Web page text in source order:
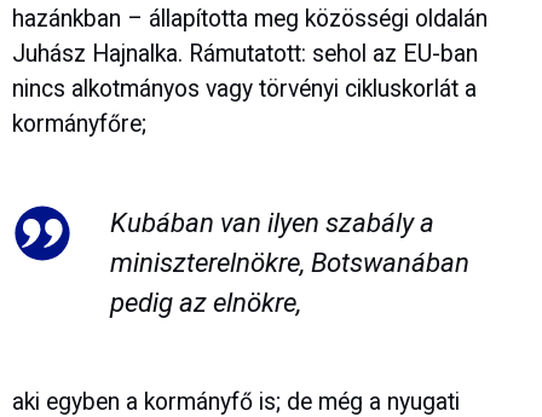
hazánkban – állapította meg közösségi oldalán
Juhász Hajnalka. Rámutatott: sehol az EU-ban
nincs alkotmányos vagy törvényi cikluskorlát a
kormányfőre;
Kubában van ilyen szabály a
miniszterelnökre, Botswanában
pedig az elnökre,
aki egyben a kormányfő is; de még a nyugati